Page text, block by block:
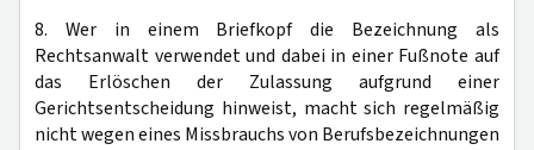
8. Wer in einem Briefkopf die Bezeichnung als
Rechtsanwalt verwendet und dabei in einer Fußnote auf
das Erlöschen der Zulassung aufgrund einer
Gerichtsentscheidung hinweist, macht sich regelmäßig
nicht wegen eines Missbrauchs von Berufsbezeichnungen